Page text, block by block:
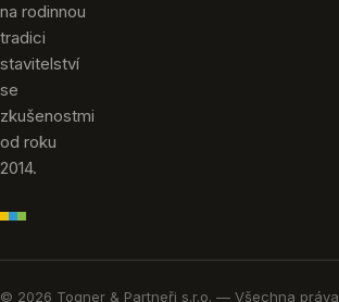
na rodinnou
tradici
stavitelství
se
zkušenostmi
od roku
2014.
© 2026 Togner & Partneři s.r.o. — Všechna